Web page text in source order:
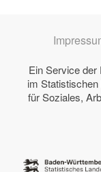
Ein Service der
im
für Soziales,